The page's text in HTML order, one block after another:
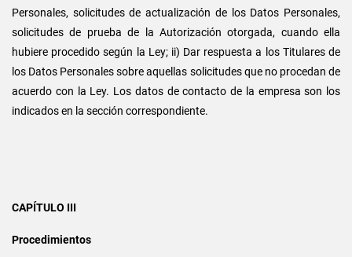
Personales, solicitudes de actualización de los Datos Personales,
solicitudes de prueba de la Autorización otorgada, cuando ella
hubiere procedido según la Ley; ii) Dar respuesta a los Titulares de
los Datos Personales sobre aquellas solicitudes que no procedan de
acuerdo con la Ley. Los datos de contacto de la empresa son los
indicados en la sección correspondiente.
CAPÍTULO III
Procedimientos